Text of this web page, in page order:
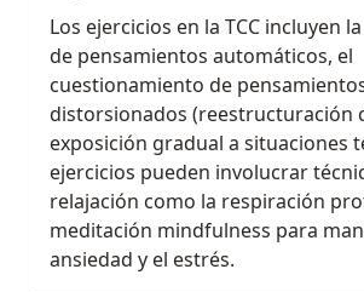
Los ejercicios en la TCC incluyen
de pensamientos automáticos, el
cuestionamiento de
distorsionados (reestructuración
exposición gradual a situaciones
ejercicios pueden involucrar
relajación como la respiración
meditación mindfulness para
ansiedad y el estrés.